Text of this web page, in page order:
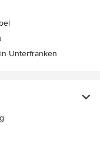
Unterfranken